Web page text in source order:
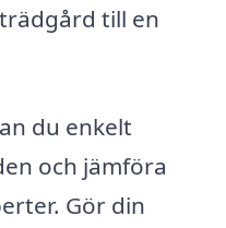
till en
du enkelt
och jämföra
Gör din